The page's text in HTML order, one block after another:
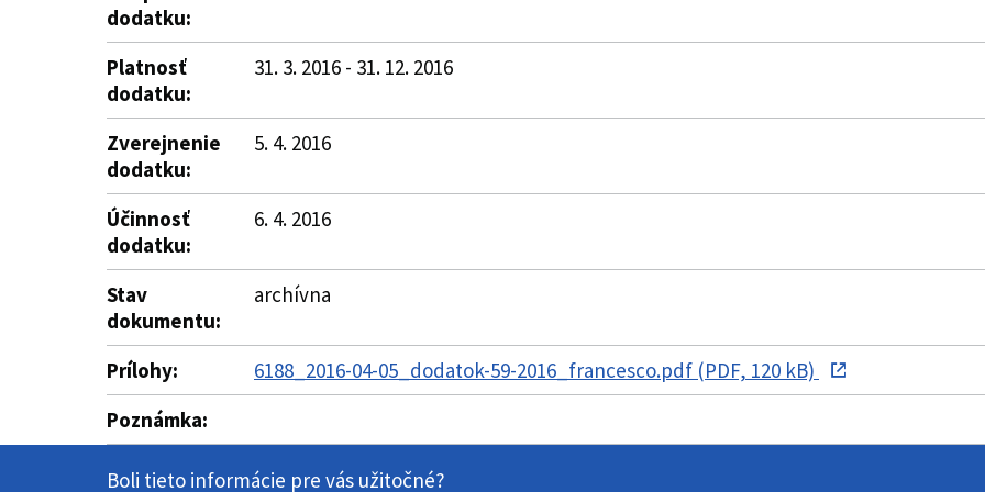
dodatku:
Platnosť
dodatku:
31. 3. 2016 - 31. 12. 2016
Zverejnenie
dodatku:
5. 4. 2016
Účinnosť
dodatku:
6. 4. 2016
Stav
dokumentu:
archívna
Prílohy:
6188_2016-04-05_dodatok-59-2016_francesco.pdf (PDF, 120 kB)
Poznámka:
Boli tieto informácie pre vás užitočné?